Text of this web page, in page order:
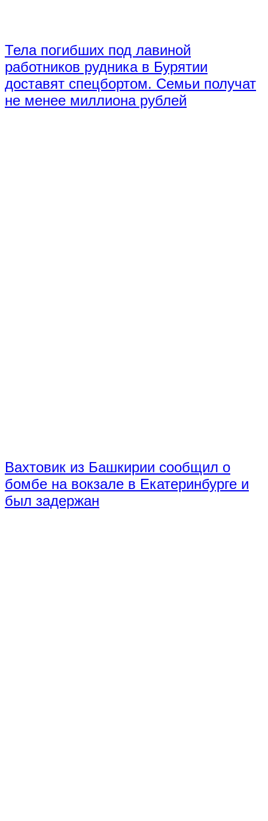
Тела погибших под лавиной
работников рудника в Бурятии
доставят спецбортом. Семьи получат
не менее миллиона рублей
Вахтовик из Башкирии сообщил о
бомбе на вокзале в Екатеринбурге и
был задержан